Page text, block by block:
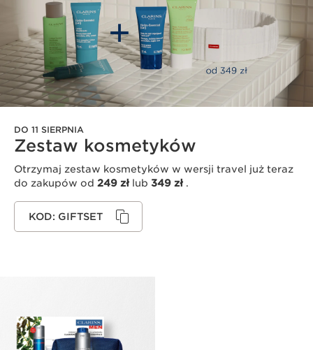
DO 11 SIERPNIA
Zestaw kosmetyków
Otrzymaj zestaw kosmetyków w wersji travel już teraz
do zakupów od 249 zł lub 349 zł .
KOD: GIFTSET